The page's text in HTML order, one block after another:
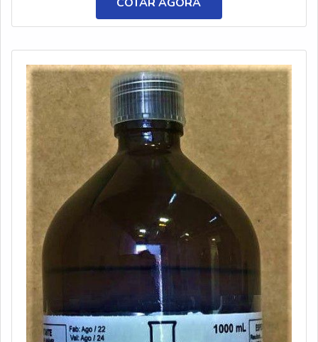
resultado dos clientes.MAIS DETALHES SOBRE
CONSERVANTES QUÍMICOS PARA COSMÉTICOSA
Petrowan objetiva seus recursos em produzir uma
estrutura com escritório de alta qualidade onde são
realizadas as atividades e equipamentos de última
geração, tudo para oferecer conservantes químicos para
cosméticos com proteção.Há muitas maneiras eficientes
de uma empresa demonstrar competência, excelência e
destaque em sua área de atuação. A Petrowan se
mostra referência por ter: Soluções de distribuição de
produtos químicos; Profissionais com vasta experiência
na área de atuação; Empresa que preza pela
pontualidade.Ainda com uma visão analítica sobre
conservantes químicos para cosméticos, na essência da
empresa, a mesma deve prezar pelos produtos e
serviços com ótima qualidade e precisão, pontos
importantes que ficam de fora no planejamento de
empresas que visam apenas o lucro, deixando a desejar
nos outros fatores.É por tudo isso que a Petrowan é